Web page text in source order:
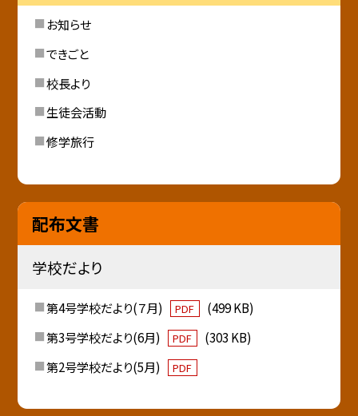
お知らせ
できごと
校長より
生徒会活動
修学旅行
配布文書
学校だより
第4号学校だより(７月) PDF
(499 KB)
第3号学校だより(6月)
PDF
(303 KB)
第2号学校だより(5月)
PDF